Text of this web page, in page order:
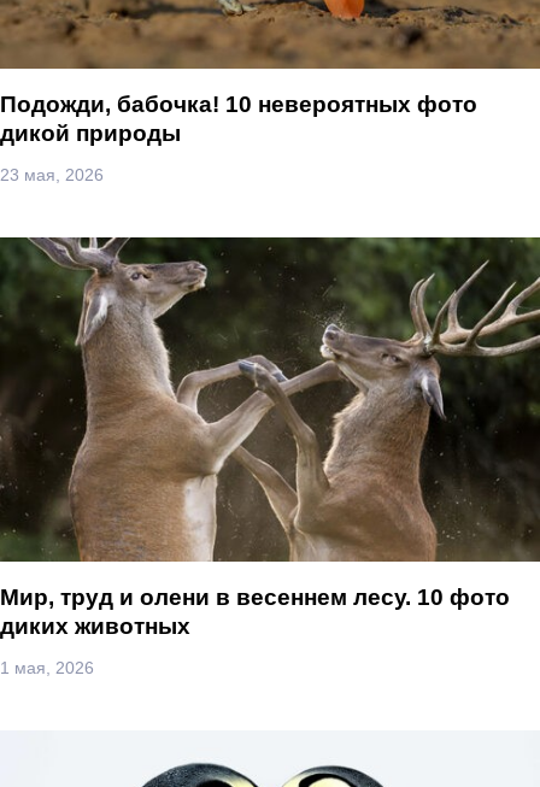
Подожди, бабочка! 10 невероятных фото
дикой природы
23 мая, 2026
Мир, труд и олени в весеннем лесу. 10 фото
диких животных
1 мая, 2026